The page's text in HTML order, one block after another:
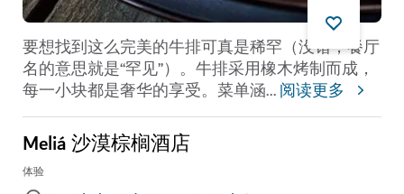
要想找到这么完美的牛排可真是稀罕（没错，餐厅
名的意思就是“罕见”）。牛排采用橡木烤制而成，
每一小块都是奢华的享受。菜单涵...阅读更多
Meliá 沙漠棕榈酒店
体验